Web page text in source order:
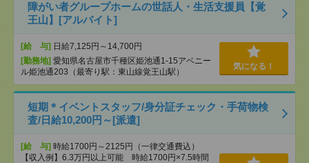
障がい者グループホームの世話人・生活支援員【覚
王山】[アルバイト]
[給 与] 日給7,125円～14,700円
[勤務地] 愛知県名古屋市千種区姫池通1-15アベニー
ル姫池通203（最寄り駅：東山線覚王山駅）
気になる！
短期＊イベントスタッフ/身分証チェック・手荷物検
査/日給10,200円～[派遣]
[給 与] 時給1700円～2125円（一律交通費込）
【収入例】6.3万円以上可能 時給1700円×7.5時間